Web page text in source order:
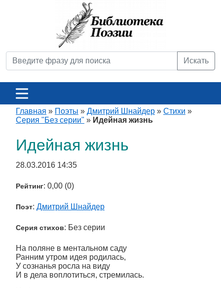
Искать
Главная » Поэты » Дмитрий Шнайдер » Стихи »
Серия "Без серии" » Идейная жизнь
Идейная жизнь
28.03.2016 14:35
Рейтинг: 0,00 (0)
Поэт: Дмитрий Шнайдер
Серия стихов: Без серии
На поляне в ментальном саду
Ранним утром идея родилась,
У сознанья росла на виду
И в дела воплотиться, стремилась.